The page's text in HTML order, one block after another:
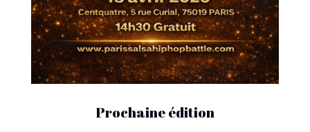
Prochaine édition